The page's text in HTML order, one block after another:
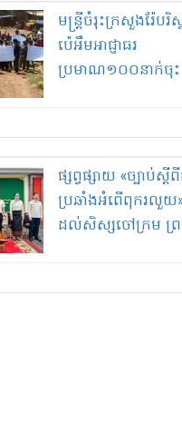
មន្ត្រីចំរុះក្រសួងរ៉ែបរិស្
ប៉េអឹមអាជ្ញាធរ
ប្រមាណ១០០នាក់ចុះ
សីមាដែលសង្ស័យថា
ប្រើសារធាតុពុល!
ផ្សព្វផ្សាយ «​ច្បាប់​ស្តីពី​
ប្រឆាំង​អំពើពុករលួយ​
ដល់​សិស្ស​ចៅក្រម ព្រ